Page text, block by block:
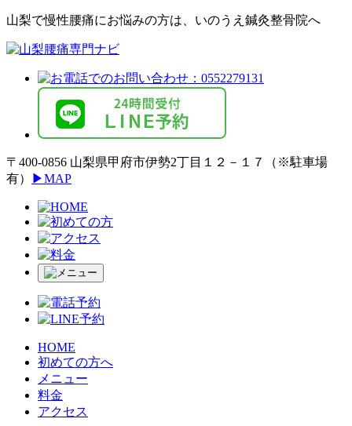
山梨で慢性腰痛にお悩みの方は、いのうえ鍼灸整骨院へ
〒400-0856 ⼭梨県甲府市伊勢2丁⽬１２－１７（※駐⾞場
有）
▶MAP
HOME
初めての方へ
メニュー
料金
アクセス